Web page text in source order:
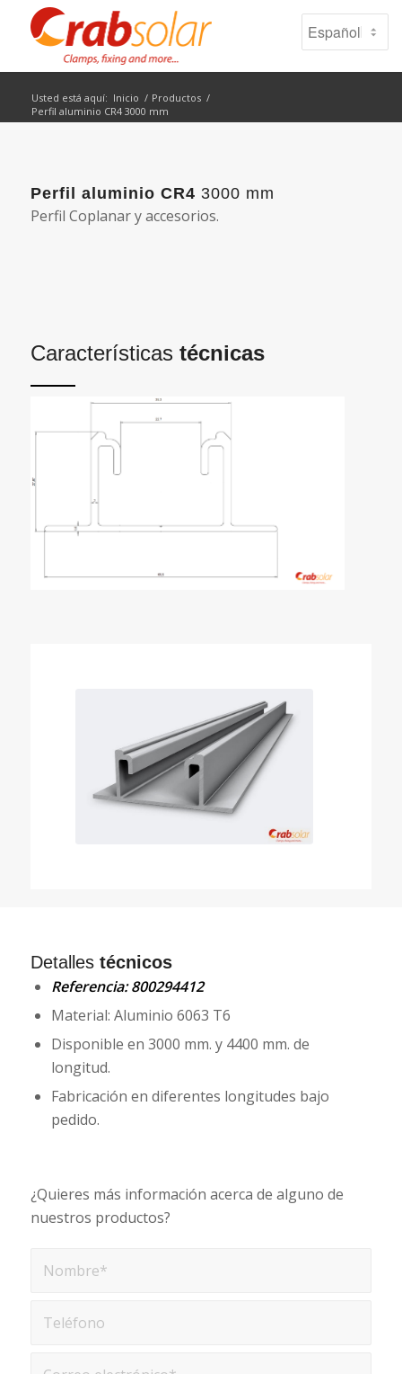
Usted está aquí: Inicio / Productos /
Perfil aluminio CR4 3000 mm
Perfil aluminio CR4 3000 mm
Perfil Coplanar y accesorios.
Características técnicas
Detalles técnicos
Referencia: 800294412
Material: Aluminio 6063 T6
Disponible en 3000 mm. y 4400 mm. de
longitud.
Fabricación en diferentes longitudes bajo
pedido.
¿Quieres más información acerca de alguno de
nuestros productos?